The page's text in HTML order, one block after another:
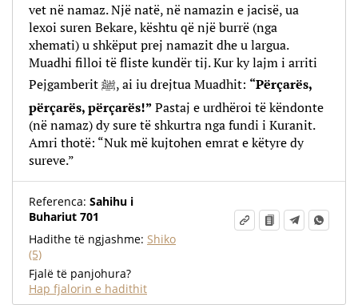
vet në namaz. Një natë, në namazin e jacisë, ua
lexoi suren Bekare, kështu që një burrë (nga
xhemati) u shkëput prej namazit dhe u largua.
Muadhi filloi të fliste kundër tij. Kur ky lajm i arriti
Pejgamberit ﷺ, ai iu drejtua Muadhit: “Përçarës,
përçarës, përçarës!” Pastaj e urdhëroi të këndonte
(në namaz) dy sure të shkurtra nga fundi i Kuranit.
Amri thotë: “Nuk më kujtohen emrat e këtyre dy
sureve.”
Referenca: Sahihu i
Buhariut 701
Hadithe të ngjashme: Shiko
(5)
Fjalë të panjohura?
Hap fjalorin e hadithit